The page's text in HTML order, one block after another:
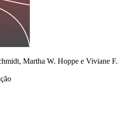
Martha W. Hoppe e Viviane F.